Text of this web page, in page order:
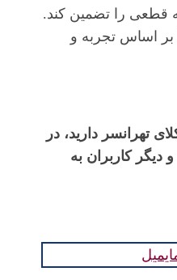
قطعی را تضمین کند.
بر اساس تجربه و
تهرانسر دارید، در
دیگر کاربران به
ایمیل